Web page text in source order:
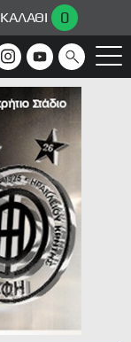
ΚΑΛΑΘΙ 0